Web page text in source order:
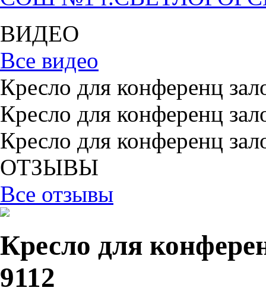
ВИДЕО
Все видео
Кресло для конференц
Кресло для конференц
Кресло для конференц
ОТЗЫВЫ
Все отзывы
Кресло для
9112